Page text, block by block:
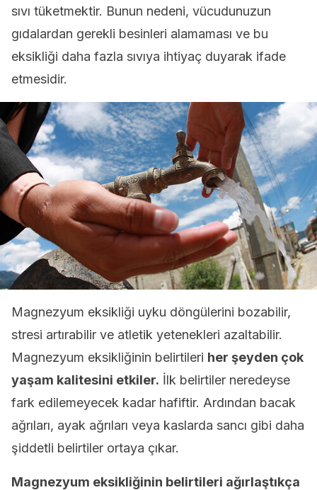
sıvı tüketmektir. Bunun nedeni, vücudunuzun
gıdalardan gerekli besinleri alamaması ve bu
eksikliği daha fazla sıvıya ihtiyaç duyarak ifade
etmesidir.
Magnezyum eksikliği uyku döngülerini bozabilir,
stresi artırabilir ve atletik yetenekleri azaltabilir.
Magnezyum eksikliğinin belirtileri her şeyden çok
yaşam kalitesini etkiler. İlk belirtiler neredeyse
fark edilemeyecek kadar hafiftir. Ardından bacak
ağrıları, ayak ağrıları veya kaslarda sancı gibi daha
şiddetli belirtiler ortaya çıkar.
Magnezyum eksikliğinin belirtileri ağırlaştıkça